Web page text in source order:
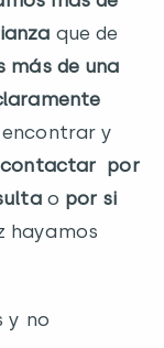
que de
más de una
y
contactar por
o por si
hayamos
y no